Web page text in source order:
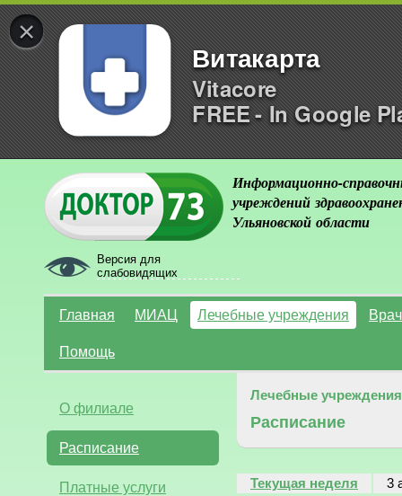
×
Витакарта
Vitacore
FREE - In Google
Версия для
слабовидящих
Информационно-
учреждений
Ульяновской области
Главная МИАЦ Лечебные учреждения
Помощь
О филиале
Расписание
Платные услуги
Лечебные учреждения
Расписание
Текущая неделя 3